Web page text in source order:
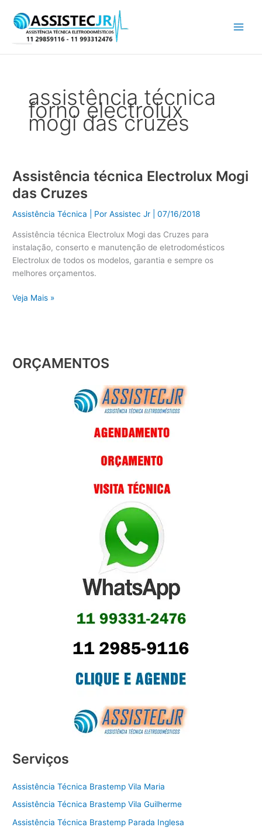
para
conteúdo
assistência técnica
forno electrolux
mogi das cruzes
Assistência técnica Electrolux Mogi
das Cruzes
Assistência Técnica | PorAssistec Jr |07/16/2018
Assistência técnica Electrolux Mogi das Cruzes para
instalação, conserto e manutenção de eletrodomésticos
Electrolux de todos os modelos, garantia e sempre os
melhores orçamentos.
Assistência
técnica
Electrolux
Mogi
Cruzes
Veja Mais »
ORÇAMENTOS
Serviços
Assistência Técnica Brastemp Vila Maria
Assistência Técnica Brastemp Vila Guilherme
Assistência Técnica Brastemp Parada Inglesa